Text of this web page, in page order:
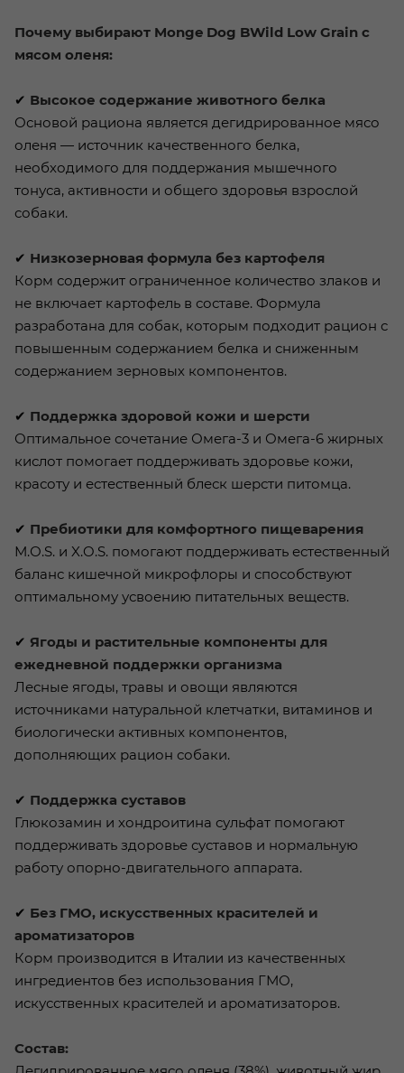
Почему выбирают Monge Dog BWild Low Grain с
мясом оленя:
✔ Высокое содержание животного белка
Основой рациона является дегидрированное мясо
оленя — источник качественного белка,
необходимого для поддержания мышечного
тонуса, активности и общего здоровья взрослой
собаки.
✔ Низкозерновая формула без картофеля
Корм содержит ограниченное количество злаков и
не включает картофель в составе. Формула
разработана для собак, которым подходит рацион с
повышенным содержанием белка и сниженным
содержанием зерновых компонентов.
✔ Поддержка здоровой кожи и шерсти
Оптимальное сочетание Омега-3 и Омега-6 жирных
кислот помогает поддерживать здоровье кожи,
красоту и естественный блеск шерсти питомца.
✔ Пребиотики для комфортного пищеварения
М.О.S. и X.O.S. помогают поддерживать естественный
баланс кишечной микрофлоры и способствуют
оптимальному усвоению питательных веществ.
✔ Ягоды и растительные компоненты для
ежедневной поддержки организма
Лесные ягоды, травы и овощи являются
источниками натуральной клетчатки, витаминов и
биологически активных компонентов,
дополняющих рацион собаки.
✔ Поддержка суставов
Глюкозамин и хондроитина сульфат помогают
поддерживать здоровье суставов и нормальную
работу опорно-двигательного аппарата.
✔ Без ГМО, искусственных красителей и
ароматизаторов
Корм производится в Италии из качественных
ингредиентов без использования ГМО,
искусственных красителей и ароматизаторов.
Состав: